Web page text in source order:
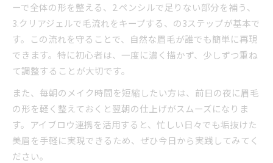
ーで全体の形を整える、2.ペンシルで足りない部分を補う、
3.クリアジェルで毛流れをキープする、の3ステップが基本で
す。この流れを守ることで、自然な眉毛が誰でも簡単に再現
できます。特に初心者は、一度に濃く描かず、少しずつ重ね
て調整することが大切です。
また、毎朝のメイク時間を短縮したい方は、前日の夜に眉毛
の形を軽く整えておくと翌朝の仕上げがスムーズになりま
す。アイブロウ連携を活用すると、忙しい日々でも垢抜けた
美眉を手軽に実現できるため、ぜひ今日から実践してみてく
ださい。